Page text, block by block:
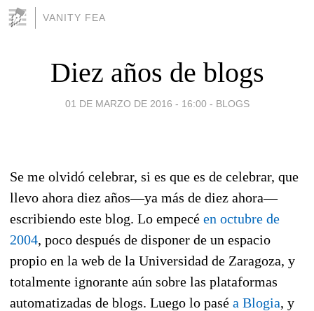
VANITY FEA
Diez años de blogs
01 DE MARZO DE 2016 - 16:00 - BLOGS
Se me olvidó celebrar, si es que es de celebrar, que
llevo ahora diez años—ya más de diez ahora—
escribiendo este blog. Lo empecé en octubre de
2004, poco después de disponer de un espacio
propio en la web de la Universidad de Zaragoza, y
totalmente ignorante aún sobre las plataformas
automatizadas de blogs. Luego lo pasé a Blogia, y